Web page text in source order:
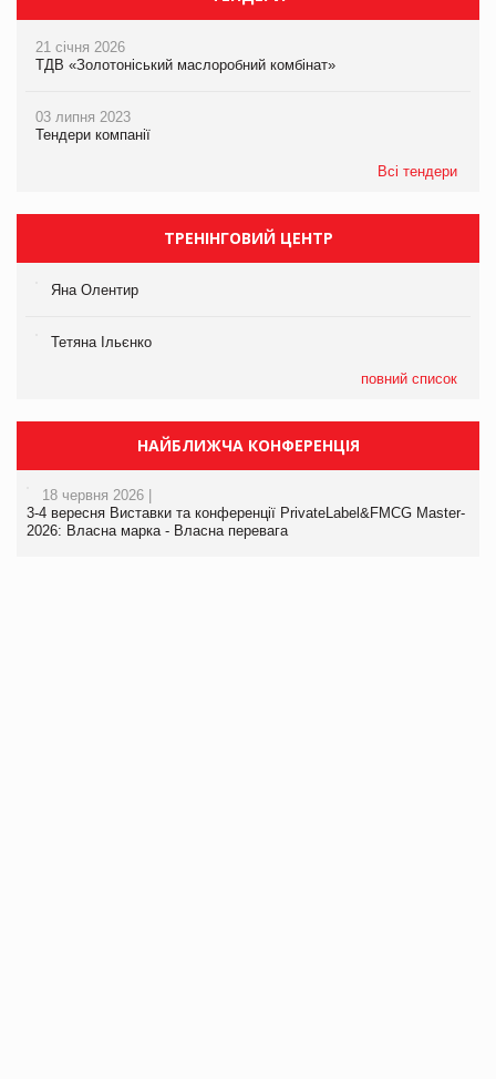
21 січня 2026
ТДВ «Золотоніський маслоробний комбінат»
03 липня 2023
Тендери компанії
Всі тендери
ТРЕНІНГОВИЙ ЦЕНТР
Яна Олентир
Тетяна Ільєнко
повний список
НАЙБЛИЖЧА КОНФЕРЕНЦІЯ
18 червня 2026 |
3-4 вересня Виставки та конференції PrivateLabel&FMCG Master-
2026: Власна марка - Власна перевага